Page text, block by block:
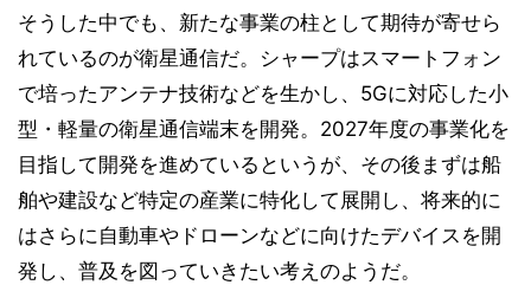
そうした中でも、新たな事業の柱として期待が寄せら
れているのが衛星通信だ。シャープはスマートフォン
で培ったアンテナ技術などを生かし、5Gに対応した小
型・軽量の衛星通信端末を開発。2027年度の事業化を
目指して開発を進めているというが、その後まずは船
舶や建設など特定の産業に特化して展開し、将来的に
はさらに自動車やドローンなどに向けたデバイスを開
発し、普及を図っていきたい考えのようだ。